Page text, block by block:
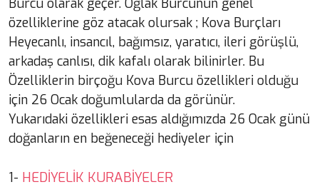
Burcu olarak geçer. Oğlak Burcunun genel
özelliklerine göz atacak olursak ; Kova Burçları
Heyecanlı, insancıl, bağımsız, yaratıcı, ileri görüşlü,
arkadaş canlısı, dik kafalı olarak bilinirler. Bu
Özelliklerin birçoğu Kova Burcu özellikleri olduğu
için 26 Ocak doğumlularda da görünür.
Yukarıdaki özellikleri esas aldığımızda 26 Ocak günü
doğanların en beğeneceği hediyeler için
1- HEDİYELİK KURABİYELER